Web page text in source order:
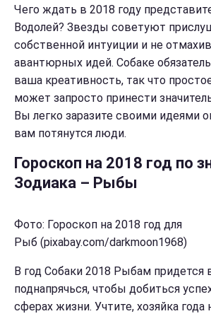
Чего ждать в 2018 году
Водолей? Звезды советуют
собственной интуиции и не
авантюрных идей. Собаке
ваша креативность, так что
может запросто принести
Вы легко заразите своими идеями
вам потянутся люди.
Гороскоп на 2018 год по
Зодиака – Рыбы
Фото: Гороскоп на 2018 год для
Рыб (pixabay.com/darkmoon1968)
В год Собаки 2018 Рыбам придется
поднапрячься, чтобы добиться
сферах жизни. Учтите, хозяйка года